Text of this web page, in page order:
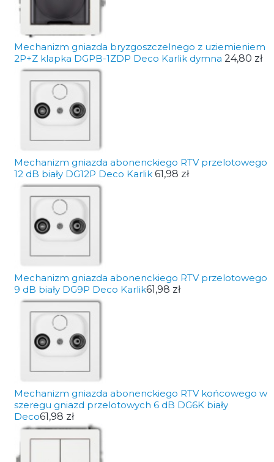
Mechanizm gniazda bryzgoszczelnego z uziemieniem
2P+Z klapka DGPB-1ZDP Deco Karlik dymna 24,80 zł
Mechanizm gniazda abonenckiego RTV przelotowego
12 dB biały DG12P Deco Karlik 61,98 zł
Mechanizm gniazda abonenckiego RTV przelotowego
9 dB biały DG9P Deco Karlik61,98 zł
Mechanizm gniazda abonenckiego RTV końcowego w
szeregu gniazd przelotowych 6 dB DG6K biały
Deco61,98 zł